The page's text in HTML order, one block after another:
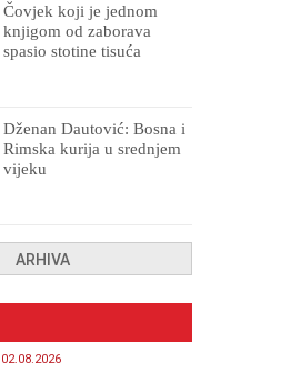
Čovjek koji je jednom
knjigom od zaborava
spasio stotine tisuća
Dženan Dautović: Bosna i
Rimska kurija u srednjem
vijeku
ARHIVA
02.08.2026